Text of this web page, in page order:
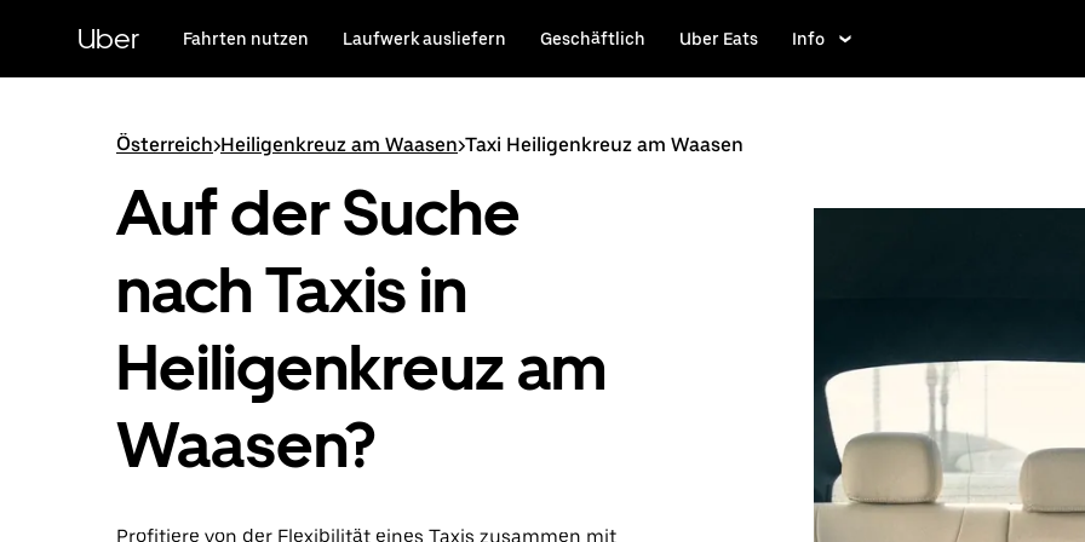
HauptinhaltUber Fahrten nutzen Laufwerk ausliefern Geschäftlich Uber Eats Info
Österreich>Heiligenkreuz am Waasen>Taxi Heiligenkreuz am Waasen
Auf der Suche
nach Taxis in
Heiligenkreuz am
Waasen?
Profitiere von der Flexibilität eines Taxis zusammen mit